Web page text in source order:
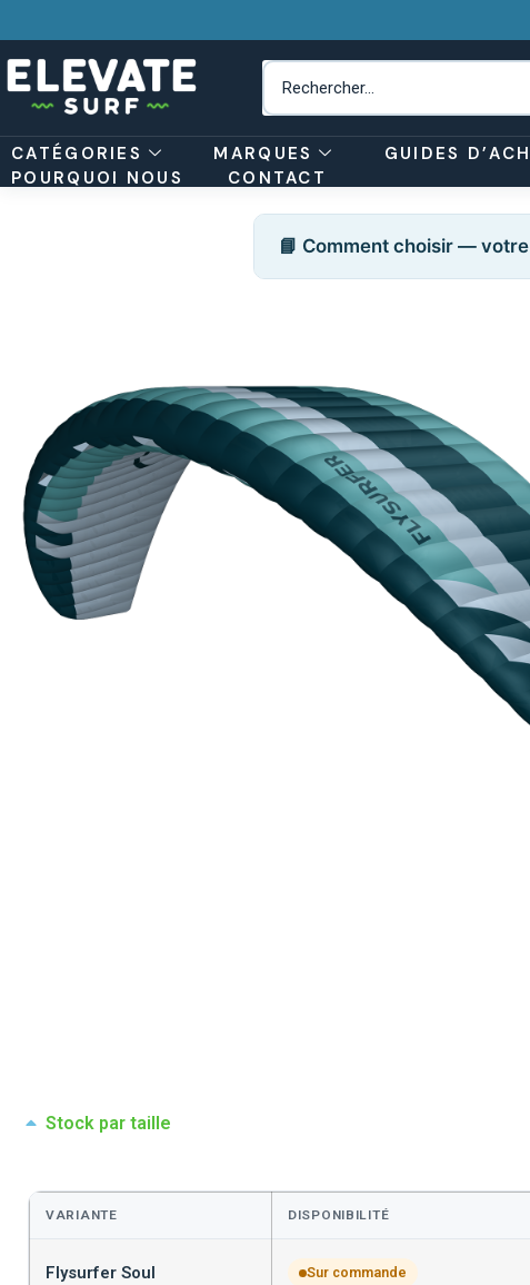
CATÉGORIES MARQUES GUIDES
POURQUOI NOUS
CONTACT
📘 Comment choisir —
Stock par taille
VARIANTE DISPONIBILITÉ
Flysurfer Soul Sur commande